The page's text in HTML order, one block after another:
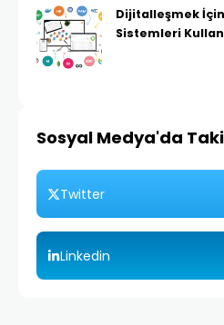
Dijitalleşmek
Sistemleri
Sosyal Medya'da
Twitter
Linkedin